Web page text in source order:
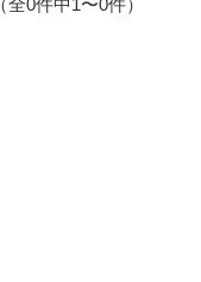
全0件中1〜0件）